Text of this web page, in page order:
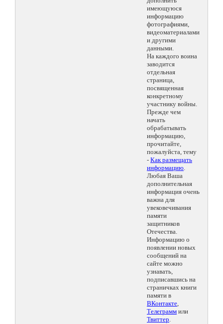
имеющуюся
информацию
фотографиями,
видеоматериалами
и другими
данными.
На каждого воина
заводится
отдельная
страница,
посвященная
конкретному
участнику войны.
Прежде чем
начать
обрабатывать
информацию,
прочитайте,
пожалуйста, тему
- Как размещать
информацию.
Любая Ваша
дополнительная
информация очень
важна для
увековечивания
памяти
защитников
Отечества.
Информацию о
появлении новых
сообщений на
сайте можно
узнавать,
подписавшись на
страничках книги
памяти в
ВКонтакте,
Телеграмм или
Твиттер.